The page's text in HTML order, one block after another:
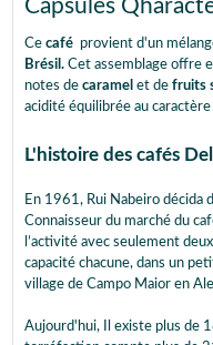
Capsules
Ce café provient d'un
Brésil. Cet assemblage offre
notes de caramel et de fruits
acidité équilibrée au
L'histoire des cafés
En 1961, Rui Nabeiro décida
Connaisseur du marché du
l’activité avec seulement
capacité chacune, dans un
village de Campo Maior en
Aujourd'hui, Il existe plus de